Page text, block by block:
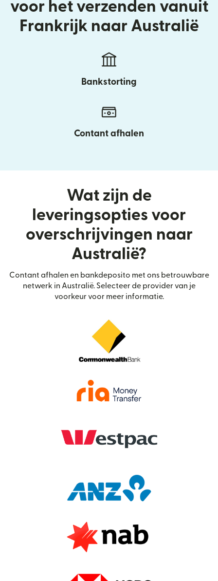
voor het verzenden vanuit
Frankrijk naar Australië
Bankstorting
Contant afhalen
Wat zijn de
leveringsopties voor
overschrijvingen naar
Australië?
Contant afhalen en bankdeposito met ons betrouwbare
netwerk in Australië. Selecteer de provider van je
voorkeur voor meer informatie.